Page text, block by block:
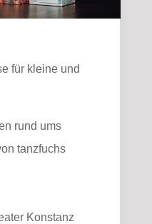
für kleine und
rund ums
tanzfuchs
Konstanz